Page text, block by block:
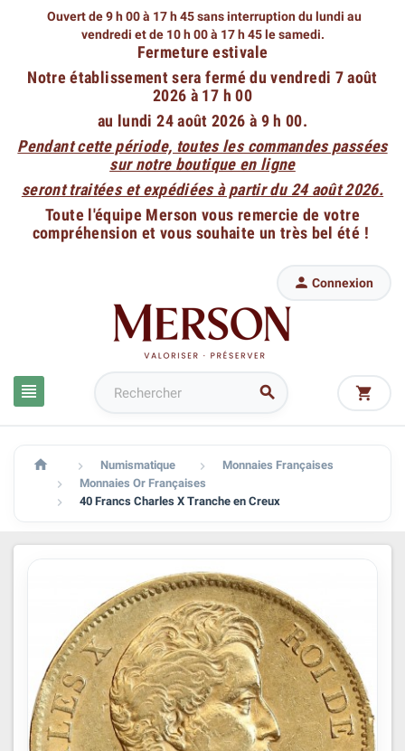
Ouvert de 9 h 00 à 17 h 45 sans interruption du lundi au
vendredi et de 10 h 00 à 17 h 45 le samedi.
Fermeture estivale
Notre établissement sera fermé du vendredi 7 août
2026 à 17 h 00
au lundi 24 août 2026 à 9 h 00.
Pendant cette période, toutes les commandes passées
sur notre boutique en ligne
seront traitées et expédiées à partir du 24 août 2026.
Toute l'équipe Merson vous remercie de votre
compréhension et vous souhaite un très bel été !
 
 Connexion

  Numismatique  Monnaies Françaises
 Monnaies Or Françaises
 40 Francs Charles X Tranche en Creux